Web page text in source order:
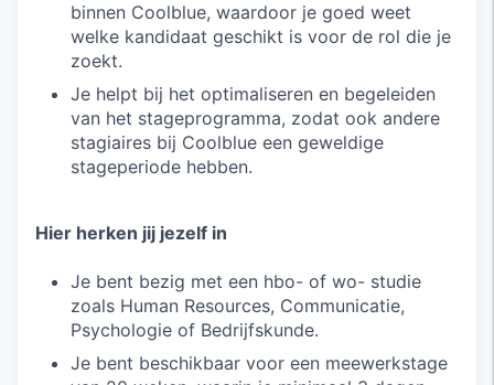
binnen Coolblue, waardoor je goed weet
welke kandidaat geschikt is voor de rol die je
zoekt.
Je helpt bij het optimaliseren en begeleiden
van het stageprogramma, zodat ook andere
stagiaires bij Coolblue een geweldige
stageperiode hebben.
Hier herken jij jezelf in
Je bent bezig met een hbo- of wo- studie
zoals Human Resources, Communicatie,
Psychologie of Bedrijfskunde.
Je bent beschikbaar voor een meewerkstage